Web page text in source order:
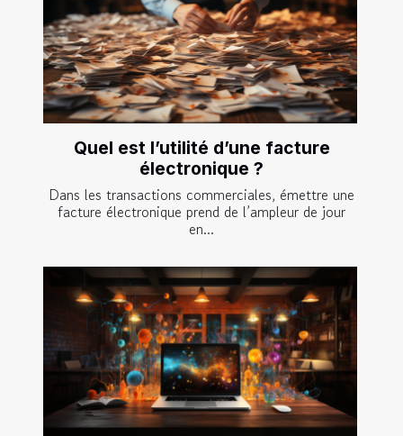
Quel est l’utilité d’une facture
électronique ?
Dans les transactions commerciales, émettre une
facture électronique prend de l’ampleur de jour
en...